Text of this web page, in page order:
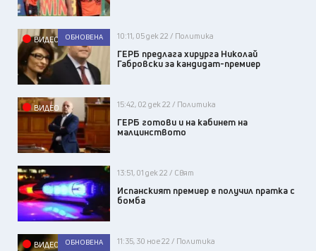
ВИДЕО ОБНОВЕНА 10:11, 05 дек 22 / Политика
ГЕРБ предлага хирурга Николай
Габровски за кандидат-премиер
ВИДЕО 15:42, 02 дек 22 / Политика
ГЕРБ готови и на кабинет на
малцинството
13:51, 01 дек 22 / Свят
Испанският премиер е получил пратка с
бомба
ВИДЕО ОБНОВЕНА 11:35, 30 ное 22 / Политика